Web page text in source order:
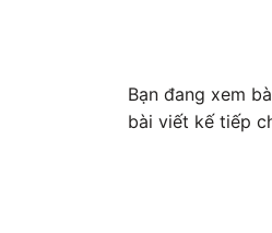
Bạn đang xem
bài viết kế tiếp